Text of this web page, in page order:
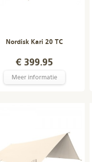
Nordisk Kari 20 TC
€ 399.95
Meer informatie